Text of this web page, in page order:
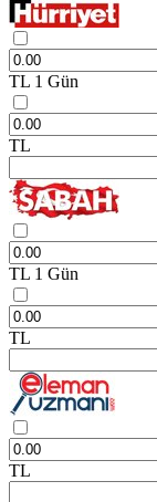
TL 1 Gün
TL
TL 1 Gün
TL
TL